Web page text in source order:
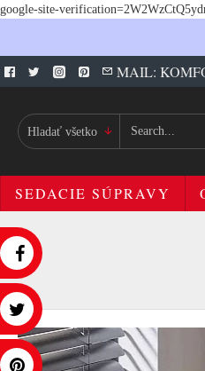
google-site-
MAIL:
Hladať všetko
SEDACIE SÚPRAVY